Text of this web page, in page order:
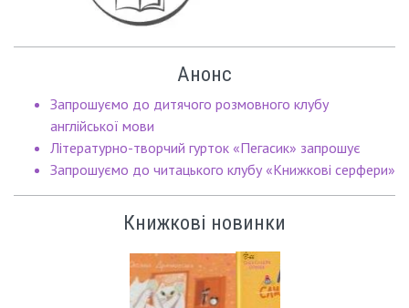
Анонс
Запрошуємо до дитячого розмовного клубу
англійської мови
Літературно-творчий гурток «Пегасик» запрошує
Запрошуємо до читацького клубу «Книжкові серфери»
Книжкові новинки